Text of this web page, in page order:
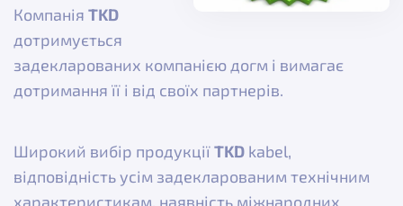
Компанія TKD
дотримується
задекларованих компанією догм і вимагає
дотримання її і від своїх партнерів.
Широкий вибір продукціїTKD kabel,
відповідність усім задекларованим технічним
характеристикам, наявність міжнародних